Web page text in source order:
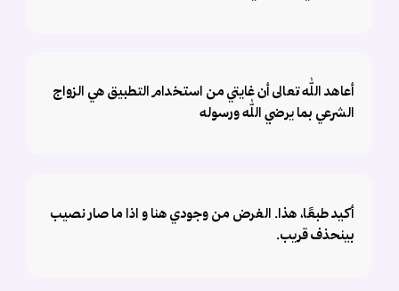
أعاهد الله تعالى أن غايتي من استخدام التطبيق هي الزواج
الشرعي بما يرضي الله ورسوله
أكيد طبعًا، هذا. الغرض من وجودي هنا و اذا ما صار نصيب
بينحذف قريب.